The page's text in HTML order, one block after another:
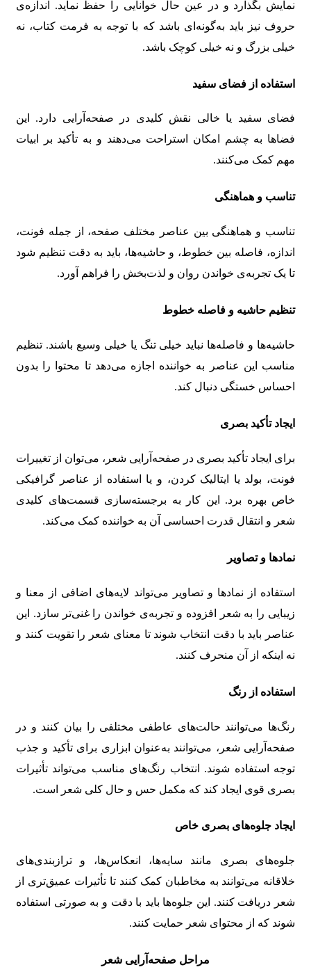
نمایش بگذارد و در عین حال خوانایی را حفظ نماید. اندازه‌ی
حروف نیز باید به‌گونه‌ای باشد که با توجه به فرمت کتاب، نه
خیلی بزرگ و نه خیلی کوچک باشد.
استفاده از فضای سفید
فضای سفید یا خالی نقش کلیدی در صفحه‌آرایی دارد. این
فضاها به چشم امکان استراحت می‌دهند و به تأکید بر ابیات
مهم کمک می‌کنند.
تناسب و هماهنگی
تناسب و هماهنگی بین عناصر مختلف صفحه، از جمله فونت،
اندازه، فاصله بین خطوط، و حاشیه‌ها، باید به دقت تنظیم شود
تا یک تجربه‌ی خواندن روان و لذت‌بخش را فراهم آورد.
تنظیم حاشیه و فاصله خطوط
حاشیه‌ها و فاصله‌ها نباید خیلی تنگ یا خیلی وسیع باشند. تنظیم
مناسب این عناصر به خواننده اجازه می‌دهد تا محتوا را بدون
احساس خستگی دنبال کند.
ایجاد تأکید بصری
برای ایجاد تأکید بصری در صفحه‌آرایی شعر، می‌توان از تغییرات
فونت، بولد یا ایتالیک کردن، و یا استفاده از عناصر گرافیکی
خاص بهره برد. این کار به برجسته‌سازی قسمت‌های کلیدی
شعر و انتقال قدرت احساسی آن به خواننده کمک می‌کند.
نمادها و تصاویر
استفاده از نمادها و تصاویر می‌تواند لایه‌های اضافی از معنا و
زیبایی را به شعر افزوده و تجربه‌ی خواندن را غنی‌تر سازد. این
عناصر باید با دقت انتخاب شوند تا معنای شعر را تقویت کنند و
نه اینکه از آن منحرف کنند.
استفاده از رنگ
رنگ‌ها می‌توانند حالت‌های عاطفی مختلفی را بیان کنند و در
صفحه‌آرایی شعر، می‌توانند به‌عنوان ابزاری برای تأکید و جذب
توجه استفاده شوند. انتخاب رنگ‌های مناسب می‌تواند تأثیرات
بصری قوی ایجاد کند که مکمل حس و حال کلی شعر است.
ایجاد جلوه‌های بصری خاص
جلوه‌های بصری مانند سایه‌ها، انعکاس‌ها، و ترازبندی‌های
خلاقانه می‌توانند به مخاطبان کمک کنند تا تأثیرات عمیق‌تری از
شعر دریافت کنند. این جلوه‌ها باید با دقت و به صورتی استفاده
شوند که از محتوای شعر حمایت کنند.
مراحل صفحه‌آرایی شعر